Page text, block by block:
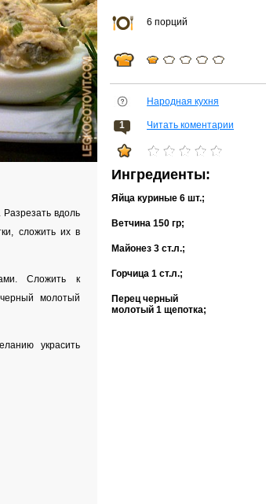
Разрезать вдоль
сложить их в
Сложить к
молотый
украсить
6 порций
Народная кухня
1 Читать коментарии
Ингредиенты:
Яйца куриные 6 шт.;
Ветчина 150 гр;
Майонез 3 ст.л.;
Горчица 1 ст.л.;
Перец черный
молотый 1 щепотка;